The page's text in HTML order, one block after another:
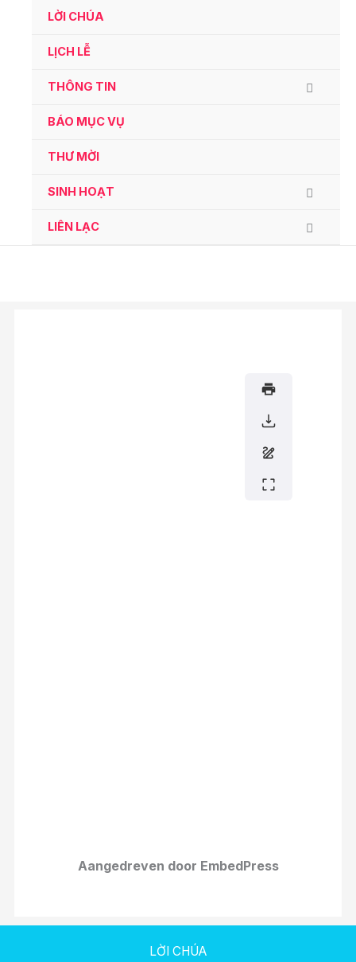
LỜI CHÚA
LỊCH LỄ
THÔNG TIN
BÁO MỤC VỤ
THƯ MỜI
SINH HOẠT
LIÊN LẠC
Aangedreven door EmbedPress
LỜI CHÚA